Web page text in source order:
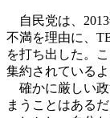
自民党は、
不満を理由に、
を打ち出した。
集約されているよ
確かに厳しい政
まうことはあるだ